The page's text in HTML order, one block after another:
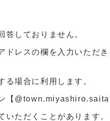
答しておりません。
レスの欄を入力いただ
る場合に利用します。
【
ただくことがあります。